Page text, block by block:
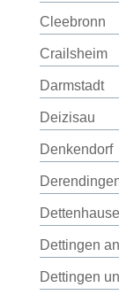
Cleebronn
Crailsheim
Darmstadt
Deizisau
Denkendorf
Dettingen
Dettingen